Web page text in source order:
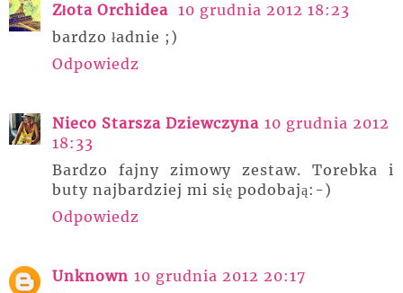
Złota Orchidea 10 grudnia 2012 18:23
bardzo ładnie ;)
Odpowiedz
Nieco Starsza Dziewczyna 10 grudnia 2012
18:33
Bardzo fajny zimowy zestaw. Torebka i
buty najbardziej mi się podobają:-)
Odpowiedz
Unknown 10 grudnia 2012 20:17